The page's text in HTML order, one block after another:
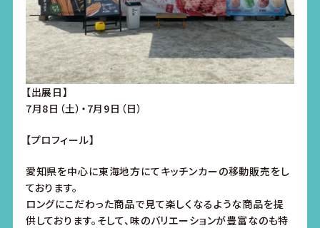
【出展日】
7月8日（土）・7月9日（日）
【プロフィール】
愛知県を中心に東海地方にてキッチンカーの移動販売をし
ております。
ロングにこだわった商品で見て楽しくなるような商品を提
供しております。そして、味のバリエーションが豊富なのも特